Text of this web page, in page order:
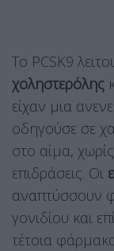
Το PCSK9
χοληστερόλης
είχαν μια
οδηγούσε σε
στο αίμα,
επιδράσεις. Οι
αναπτύσσουν
γονιδίου και
τέτοια